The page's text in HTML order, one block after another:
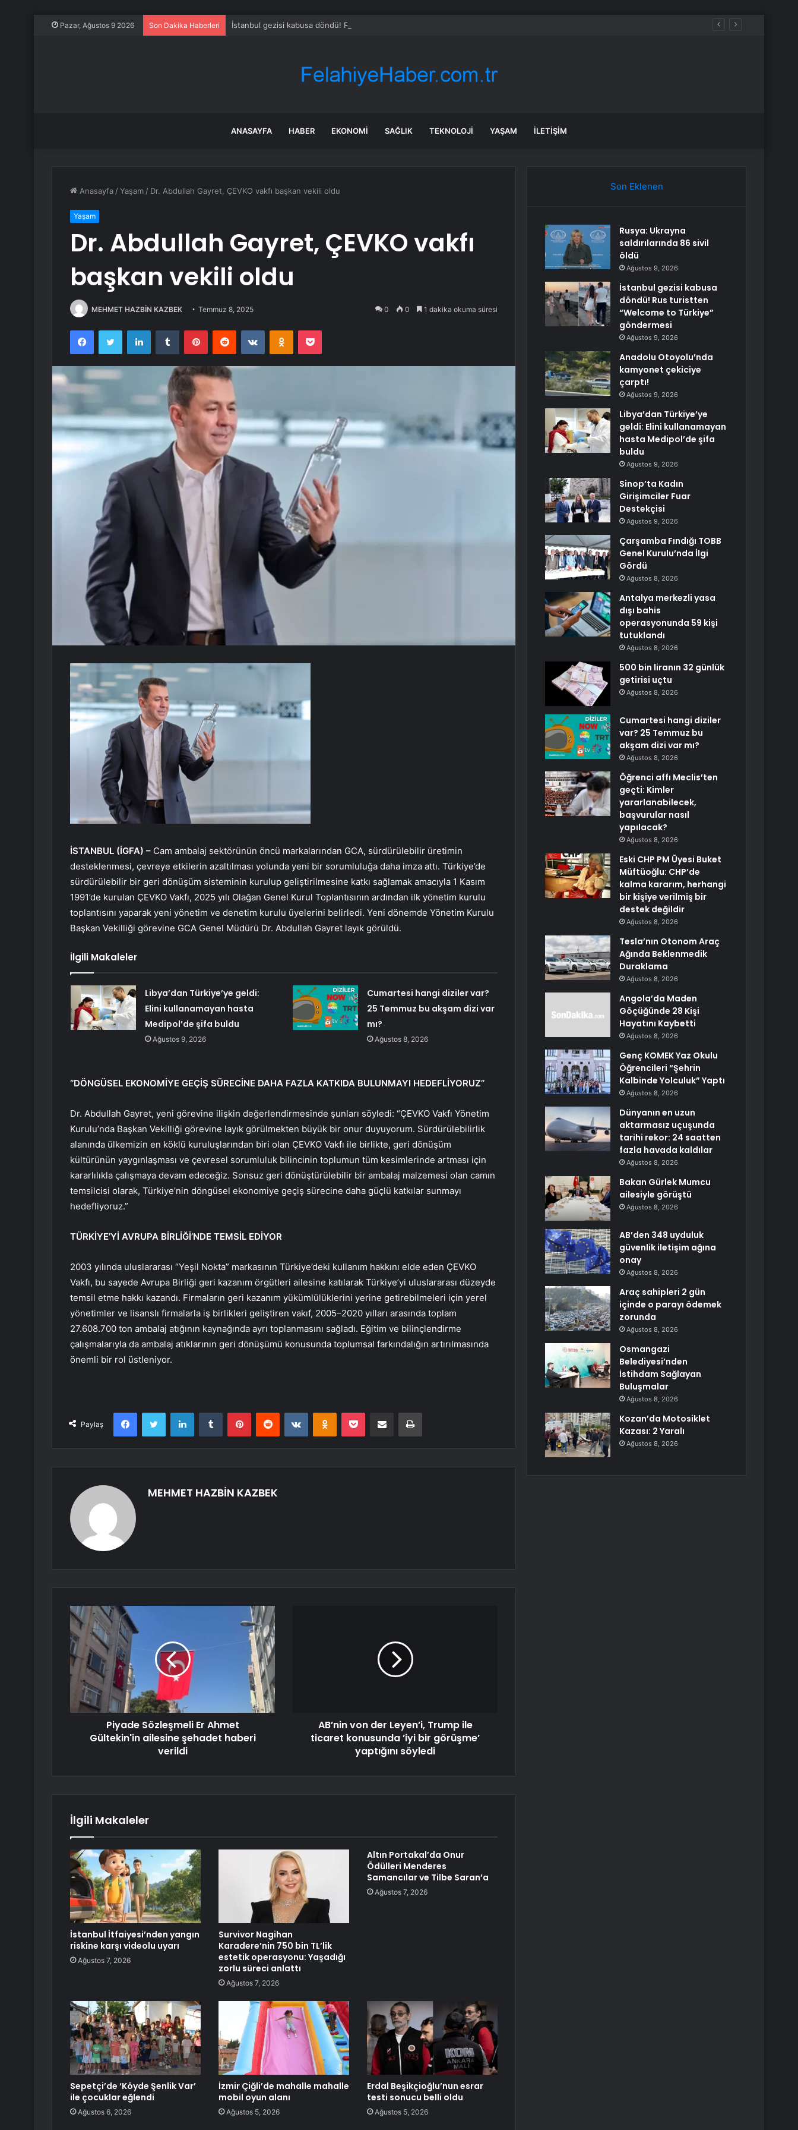
Pazar, Ağustos 9 2026 Son Dakika Haberleri İstanbul gezisi kabusa döndü! Rus turistten “Welcome to Türkiye” göndermesi
ANASAYFA HABER EKONOMI SAĞLIK TEKNOLOJI YAŞAM İLETIŞIM
Anasayfa /Yaşam / Dr. Abdullah Gayret, ÇEVKO vakfı başkan vekili oldu
Yaşam
Dr. Abdullah Gayret, ÇEVKO vakfı
başkan vekili oldu
MEHMET HAZBİN KAZBEK Temmuz 8, 2025 0 0 1 dakika okuma süresi
FacebookTwitter LinkedInTumblr PinterestReddit VKontakteOdnoklassniki
Pocket
İSTANBUL (İGFA) – Cam ambalaj sektörünün öncü markalarından GCA, sürdürülebilir üretimin
desteklenmesi, çevreye etkilerin azaltılması yolunda yeni bir sorumluluğa daha imza attı. Türkiye’de
sürdürülebilir bir geri dönüşüm sisteminin kurulup geliştirilmesine katkı sağlamak amacıyla 1 Kasım
1991’de kurulan ÇEVKO Vakfı, 2025 yılı Olağan Genel Kurul Toplantısının ardından ilk yönetim kurulu
toplantısını yaparak yeni yönetim ve denetim kurulu üyelerini belirledi. Yeni dönemde Yönetim Kurulu
Başkan Vekilliği görevine GCA Genel Müdürü Dr. Abdullah Gayret layık görüldü.
İlgili Makaleler
Libya’dan Türkiye’ye geldi:
Elini kullanamayan hasta
Medipol’de şifa buldu
Ağustos 9, 2026
Cumartesi hangi diziler var?
25 Temmuz bu akşam dizi var
mı?
Ağustos 8, 2026
‘’DÖNGÜSEL EKONOMİYE GEÇİŞ SÜRECİNE DAHA FAZLA KATKIDA BULUNMAYI HEDEFLİYORUZ’’
Dr. Abdullah Gayret, yeni görevine ilişkin değerlendirmesinde şunları söyledi: “ÇEVKO Vakfı Yönetim
Kurulu’nda Başkan Vekilliği görevine layık görülmekten büyük bir onur duyuyorum. Sürdürülebilirlik
alanında ülkemizin en köklü kuruluşlarından biri olan ÇEVKO Vakfı ile birlikte, geri dönüşüm
kültürünün yaygınlaşması ve çevresel sorumluluk bilincinin toplumun tüm kesimlerinde artması için
kararlılıkla çalışmaya devam edeceğiz. Sonsuz geri dönüştürülebilir bir ambalaj malzemesi olan camın
temsilcisi olarak, Türkiye’nin döngüsel ekonomiye geçiş sürecine daha güçlü katkılar sunmayı
hedefliyoruz.”
TÜRKİYE’Yİ AVRUPA BİRLİĞİ’NDE TEMSİL EDİYOR
2003 yılında uluslararası “Yeşil Nokta” markasının Türkiye’deki kullanım hakkını elde eden ÇEVKO
Vakfı, bu sayede Avrupa Birliği geri kazanım örgütleri ailesine katılarak Türkiye’yi uluslararası düzeyde
temsil etme hakkı kazandı. Firmaların geri kazanım yükümlülüklerini yerine getirebilmeleri için yerel
yönetimler ve lisanslı firmalarla iş birlikleri geliştiren vakıf, 2005–2020 yılları arasında toplam
27.608.700 ton ambalaj atığının kaynağında ayrı toplanmasını sağladı. Eğitim ve bilinçlendirme
çalışmalarıyla da ambalaj atıklarının geri dönüşümü konusunda toplumsal farkındalığın artırılmasında
önemli bir rol üstleniyor.
Paylaş
FacebookTwitter LinkedInTumblr PinterestReddit VKontakteOdnoklassniki
Pocket E-Posta ile paylaş Yazdır
MEHMET HAZBİN KAZBEK
Piyade Sözleşmeli Er Ahmet
Gültekin'in ailesine şehadet haberi
verildi
AB’nin von der Leyen’i, Trump ile
ticaret konusunda ’iyi bir görüşme’
yaptığını söyledi
İlgili Makaleler
İstanbul İtfaiyesi’nden yangın
riskine karşı videolu uyarı
Ağustos 7, 2026
Survivor Nagihan
Karadere’nin 750 bin TL’lik
estetik operasyonu: Yaşadığı
zorlu süreci anlattı
Ağustos 7, 2026
Altın Portakal’da Onur
Ödülleri Menderes
Samancılar ve Tilbe Saran’a
Ağustos 7, 2026
Sepetçi’de ‘Köyde Şenlik Var’
ile çocuklar eğlendi
Ağustos 6, 2026
İzmir Çiğli’de mahalle mahalle
mobil oyun alanı
Ağustos 5, 2026
Erdal Beşikçioğlu’nun esrar
testi sonucu belli oldu
Ağustos 5, 2026
Son Eklenen
Rusya: Ukrayna
saldırılarında 86 sivil
öldü
Ağustos 9, 2026
İstanbul gezisi kabusa
döndü! Rus turistten
“Welcome to Türkiye”
göndermesi
Ağustos 9, 2026
Anadolu Otoyolu’nda
kamyonet çekiciye
çarptı!
Ağustos 9, 2026
Libya’dan Türkiye’ye
geldi: Elini kullanamayan
hasta Medipol’de şifa
buldu
Ağustos 9, 2026
Sinop’ta Kadın
Girişimciler Fuar
Destekçisi
Ağustos 9, 2026
Çarşamba Fındığı TOBB
Genel Kurulu’nda İlgi
Gördü
Ağustos 8, 2026
Antalya merkezli yasa
dışı bahis
operasyonunda 59 kişi
tutuklandı
Ağustos 8, 2026
500 bin liranın 32 günlük
getirisi uçtu
Ağustos 8, 2026
Cumartesi hangi diziler
var? 25 Temmuz bu
akşam dizi var mı?
Ağustos 8, 2026
Öğrenci affı Meclis’ten
geçti: Kimler
yararlanabilecek,
başvurular nasıl
yapılacak?
Ağustos 8, 2026
Eski CHP PM Üyesi Buket
Müftüoğlu: CHP’de
kalma kararım, herhangi
bir kişiye verilmiş bir
destek değildir
Ağustos 8, 2026
Tesla’nın Otonom Araç
Ağında Beklenmedik
Duraklama
Ağustos 8, 2026
Angola’da Maden
Göçüğünde 28 Kişi
Hayatını Kaybetti
Ağustos 8, 2026
Genç KOMEK Yaz Okulu
Öğrencileri “Şehrin
Kalbinde Yolculuk” Yaptı
Ağustos 8, 2026
Dünyanın en uzun
aktarmasız uçuşunda
tarihi rekor: 24 saatten
fazla havada kaldılar
Ağustos 8, 2026
Bakan Gürlek Mumcu
ailesiyle görüştü
Ağustos 8, 2026
AB’den 348 uyduluk
güvenlik iletişim ağına
onay
Ağustos 8, 2026
Araç sahipleri 2 gün
içinde o parayı ödemek
zorunda
Ağustos 8, 2026
Osmangazi
Belediyesi’nden
İstihdam Sağlayan
Buluşmalar
Ağustos 8, 2026
Kozan’da Motosiklet
Kazası: 2 Yaralı
Ağustos 8, 2026